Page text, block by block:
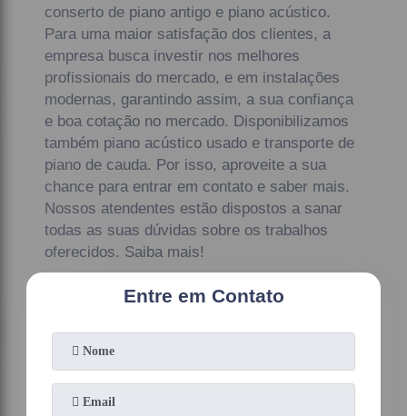
conserto de piano antigo e piano acústico.
Para uma maior satisfação dos clientes, a
empresa busca investir nos melhores
profissionais do mercado, e em instalações
modernas, garantindo assim, a sua confiança
e boa cotação no mercado. Disponibilizamos
também piano acústico usado e transporte de
piano de cauda. Por isso, aproveite a sua
chance para entrar em contato e saber mais.
Nossos atendentes estão dispostos a sanar
todas as suas dúvidas sobre os trabalhos
oferecidos. Saiba mais!
Entre em Contato